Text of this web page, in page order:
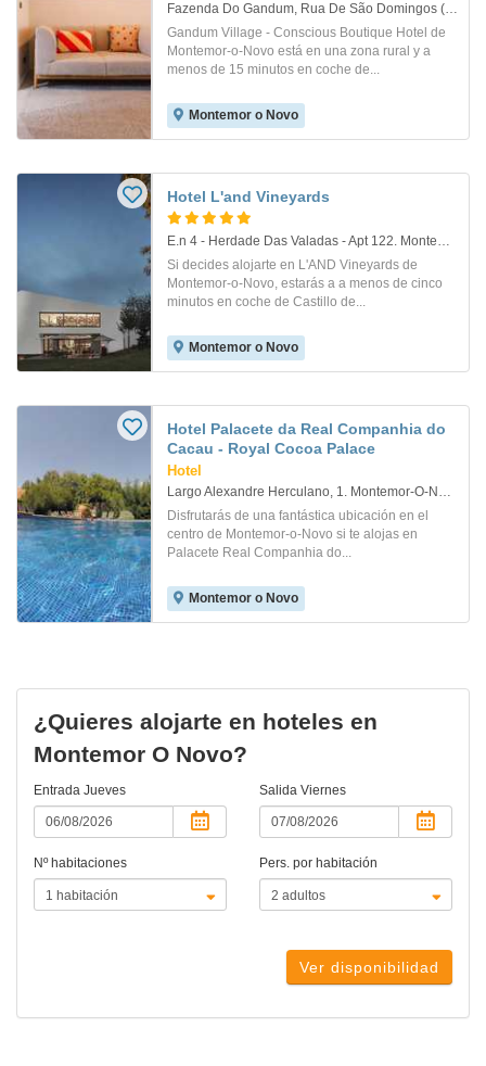
Fazenda Do Gandum, Rua De São Domingos (Em 537). Montemor-O-Novo
Gandum Village - Conscious Boutique Hotel de
Montemor-o-Novo está en una zona rural y a
menos de 15 minutos en coche de...
Montemor o Novo
Hotel L'and Vineyards
E.n 4 - Herdade Das Valadas - Apt 122. Montemor-O-Novo
Si decides alojarte en L'AND Vineyards de
Montemor-o-Novo, estarás a a menos de cinco
minutos en coche de Castillo de...
Montemor o Novo
Hotel Palacete da Real Companhia do
Cacau - Royal Cocoa Palace
Hotel
Largo Alexandre Herculano, 1. Montemor-O-Novo
Disfrutarás de una fantástica ubicación en el
centro de Montemor-o-Novo si te alojas en
Palacete Real Companhia do...
Montemor o Novo
¿Quieres alojarte en hoteles en
Montemor O Novo?
Entrada Jueves Salida Viernes
Nº habitaciones Pers. por habitación
Ver disponibilidad